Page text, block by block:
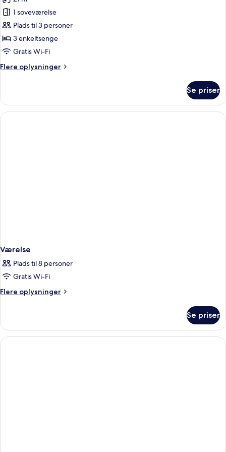
billeder
af
Dobbeltværelse
(3
adultos)
1 soveværelse
Plads til 3 personer
3 enkeltsenge
Gratis Wi-Fi
Flere oplysninger
Flere
(3
adultos)
Se priser
Værelse
Plads til 8 personer
Gratis Wi-Fi
Flere oplysninger
Flere
Se priser